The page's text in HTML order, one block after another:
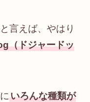
言えば、やはり
（ドジャードッ
いろんな種類が